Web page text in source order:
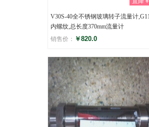
V30S-40全不锈钢玻璃转子流量计
内螺纹,总长度370mm流量计
销售价： ￥820.0
评分
(0)